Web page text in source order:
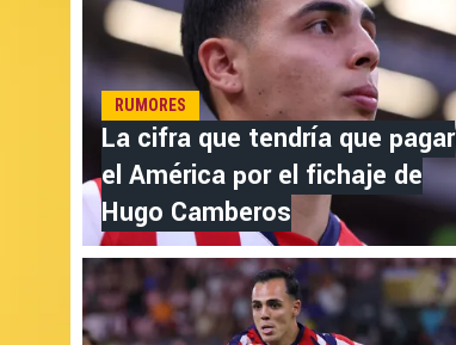
RUMORES
La cifra que tendría que pagar
el América por el fichaje de
Hugo Camberos